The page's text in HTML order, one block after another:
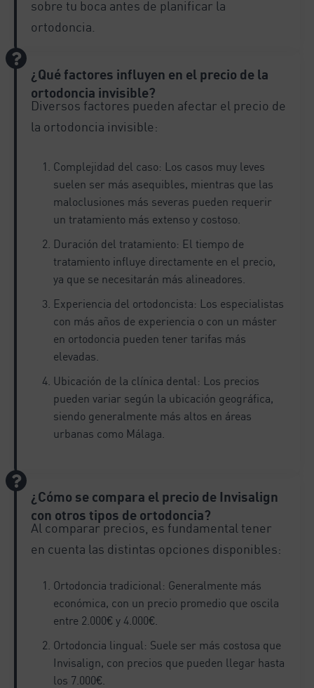
sobre tu boca antes de planificar la
ortodoncia.
¿Qué factores influyen en el precio de la
ortodoncia invisible?
Diversos factores pueden afectar el precio de
la ortodoncia invisible:
Complejidad del caso: Los casos muy leves
suelen ser más asequibles, mientras que las
maloclusiones más severas pueden requerir
un tratamiento más extenso y costoso.
Duración del tratamiento: El tiempo de
tratamiento influye directamente en el precio,
ya que se necesitarán más alineadores.
Experiencia del ortodoncista: Los especialistas
con más años de experiencia o con un máster
en ortodoncia pueden tener tarifas más
elevadas.
Ubicación de la clínica dental: Los precios
pueden variar según la ubicación geográfica,
siendo generalmente más altos en áreas
urbanas como Málaga.
¿Cómo se compara el precio de Invisalign
con otros tipos de ortodoncia?
Al comparar precios, es fundamental tener
en cuenta las distintas opciones disponibles:
Ortodoncia tradicional: Generalmente más
económica, con un precio promedio que oscila
entre 2.000€ y 4.000€.
Ortodoncia lingual: Suele ser más costosa que
Invisalign, con precios que pueden llegar hasta
los 7.000€.